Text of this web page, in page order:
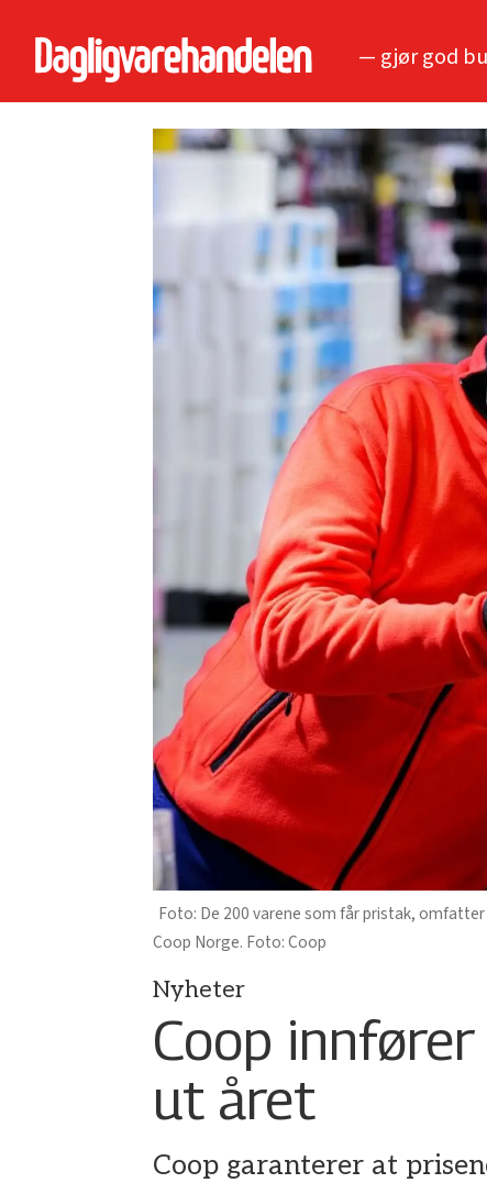
— gjør god
De 200 varene som får pristak,
Coop Norge. Foto: Coop
Nyheter
Coop
ut året
Coop garanterer at